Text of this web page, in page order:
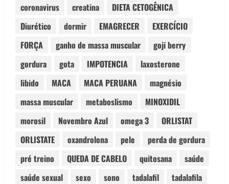
coronavirus
creatina
DIETA CETOGÊNICA
Diurético
dormir EMAGRECER
EXERCÍCIO
FORÇA
ganho de massa muscular
goji berry
gordura
gota IMPOTENCIA
laxosterone
libido
MACA MACA PERUANA
magnésio
massa muscular
metaboslismo
MINOXIDIL
morosil
Novembro Azul omega 3
ORLISTAT
ORLISTATE
oxandrolona pele
perda de gordura
pré treino
QUEDA DE CABELO quitosana
saúde
saúde sexual
sexo sono tadalafil
tadalafila